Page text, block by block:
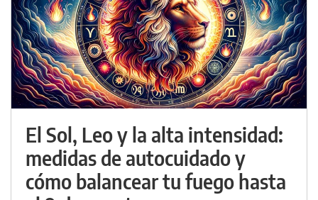
El Sol, Leo y la alta intensidad:
medidas de autocuidado y
cómo balancear tu fuego hasta